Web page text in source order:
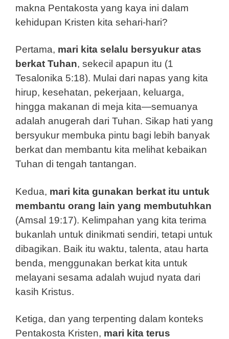
makna Pentakosta yang kaya ini dalam
kehidupan Kristen kita sehari-hari?
Pertama, mari kita selalu bersyukur atas
berkat Tuhan, sekecil apapun itu (1
Tesalonika 5:18). Mulai dari napas yang kita
hirup, kesehatan, pekerjaan, keluarga,
hingga makanan di meja kita—semuanya
adalah anugerah dari Tuhan. Sikap hati yang
bersyukur membuka pintu bagi lebih banyak
berkat dan membantu kita melihat kebaikan
Tuhan di tengah tantangan.
Kedua, mari kita gunakan berkat itu untuk
membantu orang lain yang membutuhkan
(Amsal 19:17). Kelimpahan yang kita terima
bukanlah untuk dinikmati sendiri, tetapi untuk
dibagikan. Baik itu waktu, talenta, atau harta
benda, menggunakan berkat kita untuk
melayani sesama adalah wujud nyata dari
kasih Kristus.
Ketiga, dan yang terpenting dalam konteks
Pentakosta Kristen, mari kita terus